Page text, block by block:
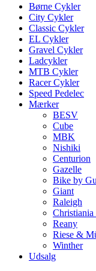
search
Menu
Børne Cykler
City Cykler
Classic Cykler
EL Cykler
Gravel Cykler
Ladcykler
MTB Cykler
Racer Cykler
Speed Pedelec
Mærker
BESV
Cube
MBK
Nishiki
Centurion
Gazelle
Bike by
Giant
Raleigh
Christiania
Reany
Riese &
Winther
Udsalg